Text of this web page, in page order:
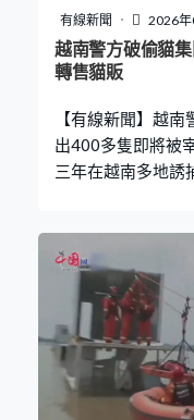
有線新聞 2026年
越南警方破偷貓
轉售貓販
【有線新聞】越
出400多隻即將被
三年在越南多地誘
志明市突擊搜查多
塊保存的貓屍，拘
部多地誘捕和偷
售予貓販，當局呼
益組織稱，會為仍
逾40隻寵物貓已
亡。 組織指，每